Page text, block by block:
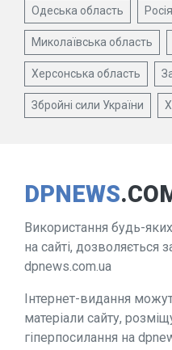
Одеська область
Миколаївська область
Херсонська область
Збройні сили України
DPNEWS
Використання будь-
на сайті, дозволяється
dpnews.com.ua
Інтернет-видання
матеріали сайту,
гіперпосилання на